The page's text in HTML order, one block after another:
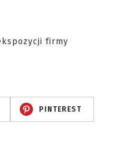
firmy
PINTEREST